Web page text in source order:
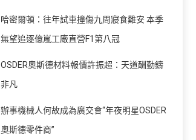
哈密爾頓：往年試車撞傷九周寢食難安 本季
無望追逐億嵐工廠直營F1第八冠
OSDER奧斯德材料報價許振超：天道酬勤鑄
非凡
辦事機械人何故成為廣交會“年夜明星OSDER
奧斯德零件商”